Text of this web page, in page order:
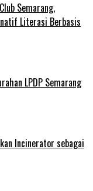
Semarang,
Literasi Berbasis
LPDP Semarang
Incinerator sebagai